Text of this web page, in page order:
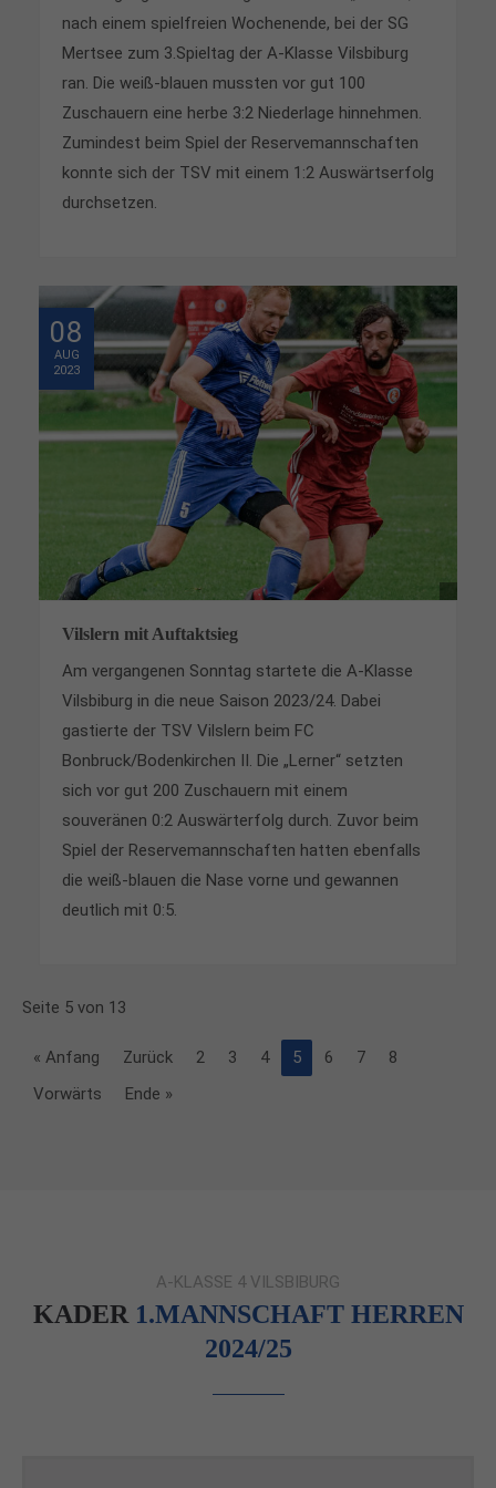
nach einem spielfreien Wochenende, bei der SG
Mertsee zum 3.Spieltag der A-Klasse Vilsbiburg
ran. Die weiß-blauen mussten vor gut 100
Zuschauern eine herbe 3:2 Niederlage hinnehmen.
Zumindest beim Spiel der Reservemannschaften
konnte sich der TSV mit einem 1:2 Auswärtserfolg
durchsetzen.
08
AUG
2023
Vilslern mit Auftaktsieg
Am vergangenen Sonntag startete die A-Klasse
Vilsbiburg in die neue Saison 2023/24. Dabei
gastierte der TSV Vilslern beim FC
Bonbruck/Bodenkirchen II. Die „Lerner“ setzten
sich vor gut 200 Zuschauern mit einem
souveränen 0:2 Auswärterfolg durch. Zuvor beim
Spiel der Reservemannschaften hatten ebenfalls
die weiß-blauen die Nase vorne und gewannen
deutlich mit 0:5.
Seite 5 von 13
« Anfang Zurück 2 3 4 5 6 7
8
Vorwärts
Ende »
A-KLASSE 4 VILSBIBURG
KADER 1.MANNSCHAFT HERREN
2024/25